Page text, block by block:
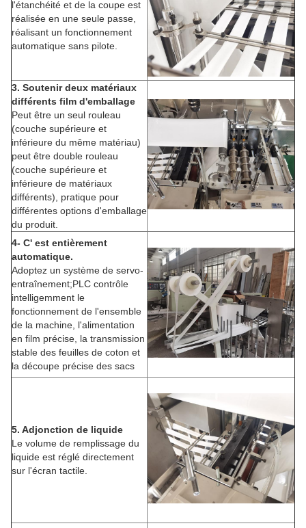
l'étanchéité et de la coupe est
réalisée en une seule passe,
réalisant un fonctionnement
automatique sans pilote.
3. Soutenir deux matériaux
différents film d'emballage
Peut être un seul rouleau
(couche supérieure et
inférieure du même matériau)
peut être double rouleau
(couche supérieure et
inférieure de matériaux
différents), pratique pour
différentes options d'emballage
du produit.
4- C' est entièrement
automatique.
Adoptez un système de servo-
entraînement;PLC contrôle
intelligemment le
fonctionnement de l'ensemble
de la machine, l'alimentation
en film précise, la transmission
stable des feuilles de coton et
la découpe précise des sacs
5. Adjonction de liquide
Le volume de remplissage du
liquide est réglé directement
sur l'écran tactile.